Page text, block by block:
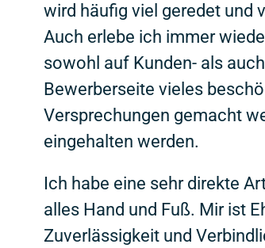
wird häufig viel geredet und
Auch erlebe ich immer
sowohl auf Kunden- als
Bewerberseite vieles
Versprechungen gemacht
eingehalten werden.
Ich habe eine sehr direkte
alles Hand und Fuß. Mir ist
Zuverlässigkeit und